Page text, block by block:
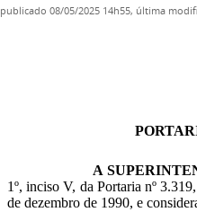
publicado 08/05/2025 14h55, última
A
1º, inciso V, da Portaria nº
de dezembro de 1990, e